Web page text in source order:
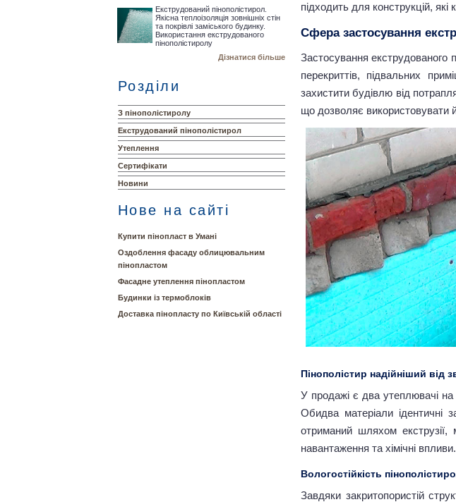
Екструдований пінополістирол.
Якісна теплоізоляція зовнішніх стін
та покрівлі заміського будинку.
Використання екструдованого
пінополістиролу
Дізнатися більше
Розділи
З пінополістиролу
Екструдований пінополістирол
Утеплення
Сертифікати
Новини
Нове на сайті
Купити пінопласт в Умані
Оздоблення фасаду облицювальним
пінопластом
Фасадне утеплення пінопластом
Будинки із термоблоків
Доставка пінопласту по Київській області
підходить для конструкцій,
Сфера застосування
Застосування екструдованого
перекриттів, підвальних
захистити будівлю від
що дозволяє використовувати
Пінополістир надійніший від
У продажі є два утеплювачі на
Обидва матеріали ідентичні
отриманий шляхом екструзії,
навантаження та хімічні впливи.
Вологостійкість
Завдяки закритопористій